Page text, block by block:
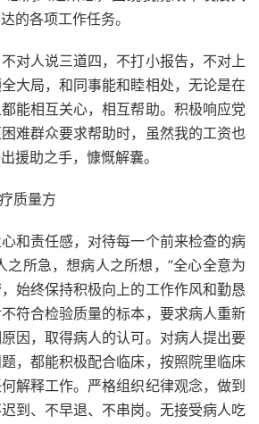
的各项工作任务。
人说三道四，不打小报告，不对上
大局，和同事能和睦相处，无论是在
能相互关心，相互帮助。积极响应党
难群众要求帮助时，虽然我的工资也
援助之手，慷慨解囊。
质量方
责任感，对待每一个前来检查的病
之所急，想病人之所想，”全心全意为
始终保持积极向上的工作作风和勤恳
符合检验质量的标本，要求病人重新
因，取得病人的认可。对病人提出要
，都能积极配合临床，按照院里临床
解释工作。严格组织纪律观念，做到
到、不早退、不串岗。无接受病人吃